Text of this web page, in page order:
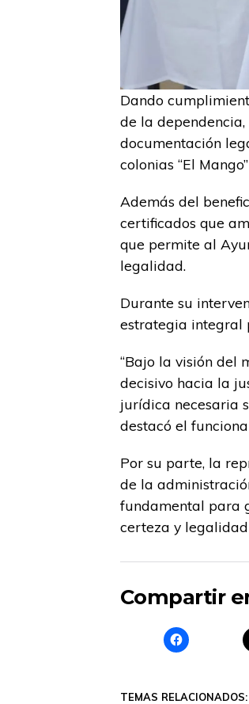
Dando
de la dependencia,
documentación
colonias “El
Además del
certificados que
que permite al
legalidad.
Durante su
estrategia integral
“Bajo la visión del
decisivo hacia la
jurídica necesaria
destacó el
Por su parte, la
de la
fundamental para
certeza y
Compartir
TEMAS RELACIONADOS: